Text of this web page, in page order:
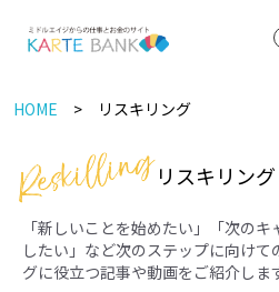
HOME リスキリング
リスキリング
「新しいことを始めたい」「次の
したい」など次のステップに向け
グに役立つ記事や動画をご紹介しま